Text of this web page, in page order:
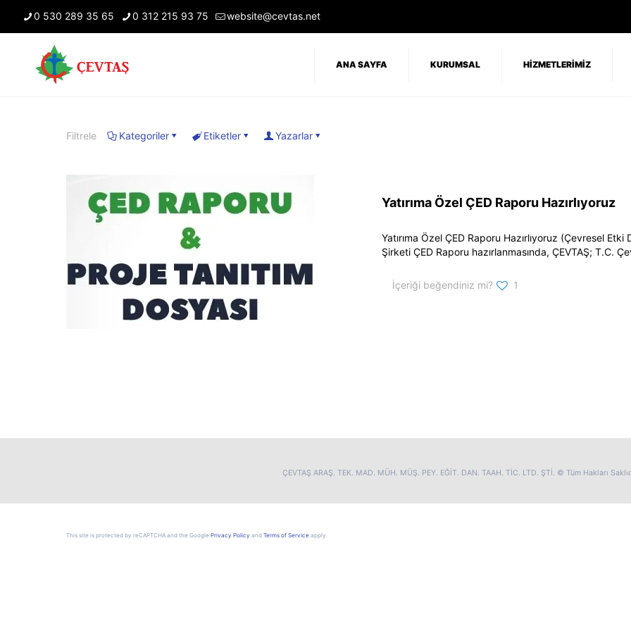
0 530 289 35 65 0 312 215 93 75 website@cevtas.net
ANA SAYFA KURUMSAL HİZMETLERİMİZ
Filtrele Kategoriler Etiketler Yazarlar
Yatırıma Özel ÇED Raporu Hazırlıyoruz
Yatırıma Özel ÇED Raporu Hazırlıyoruz (Çevresel
Şirketi ÇED Raporu hazırlanmasında, ÇEVTAŞ; T.C.
İçeriği beğendiniz mi? 1
ÇEVTAŞ ARAŞ. TEK. MAD. MÜH. MÜŞ. PEY. EĞİT. DAN. TAAH. TİC. LTD. ŞTİ. © Tüm Hakları
This site is protected by reCAPTCHA and the Google Privacy Policy and Terms of Service apply.